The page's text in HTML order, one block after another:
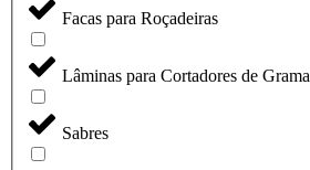
Facas para Roçadeiras
Lâminas para Cortadores de Grama
Sabres